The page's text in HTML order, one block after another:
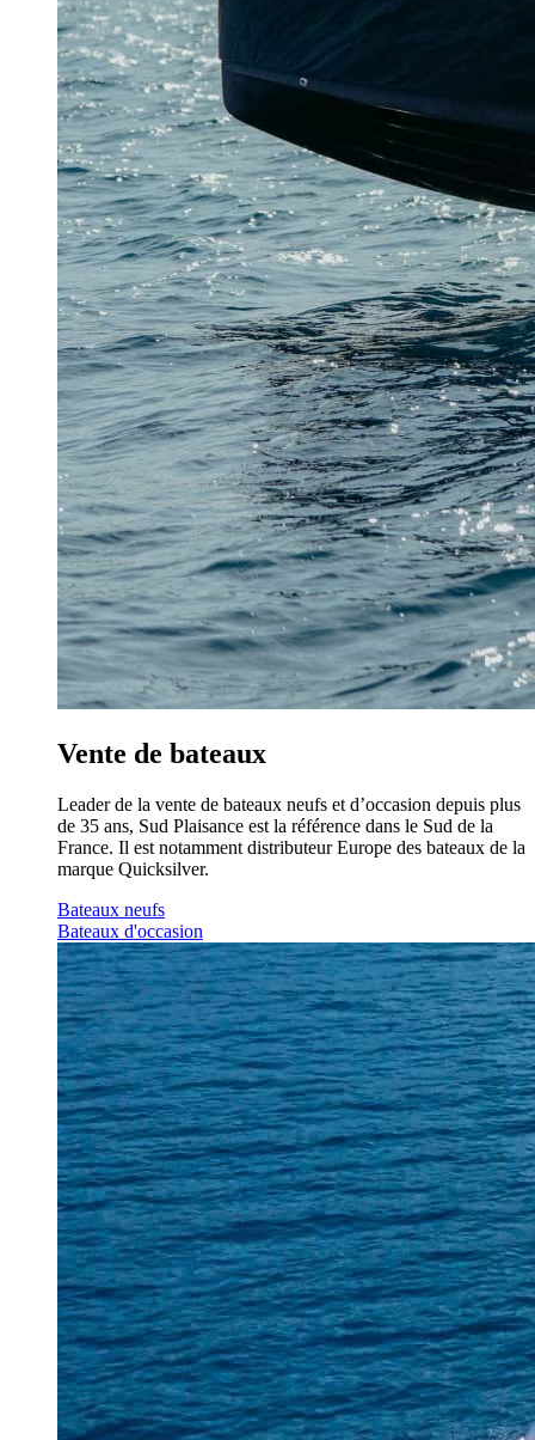
Vente de bateaux
Leader de la vente de bateaux neufs et d’occasion depuis plus
de 35 ans, Sud Plaisance est la référence dans le Sud de la
France. Il est notamment distributeur Europe des bateaux de la
marque Quicksilver.
Bateaux neufs
Bateaux d'occasion